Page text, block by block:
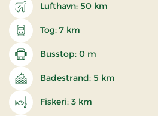
Lufthavn: 50 km
Tog: 7 km
Busstop: 0 m
Badestrand: 5 km
Fiskeri: 3 km